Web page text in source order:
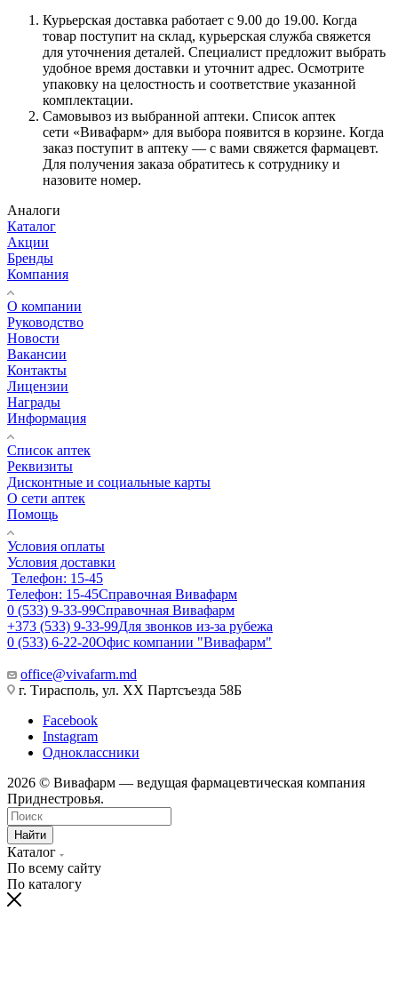
Курьерская доставка работает с 9.00 до 19.00. Когда
товар поступит на склад, курьерская служба свяжется
для уточнения деталей. Специалист предложит выбрать
удобное время доставки и уточнит адрес. Осмотрите
упаковку на целостность и соответствие указанной
комплектации.
Самовывоз из выбранной аптеки. Список аптек
сети «Вивафарм» для выбора появится в корзине. Когда
заказ поступит в аптеку — с вами свяжется фармацевт.
Для получения заказа обратитесь к сотруднику и
назовите номер.
Аналоги
Каталог
Акции
Бренды
Компания
О компании
Руководство
Новости
Вакансии
Контакты
Лицензии
Награды
Информация
Список аптек
Реквизиты
Дисконтные и социальные карты
О сети аптек
Помощь
Условия оплаты
Условия доставки
Телефон: 15-45
Телефон: 15-45Справочная Вивафарм
0 (533) 9-33-99Справочная Вивафарм
+373 (533) 9-33-99Для звонков из-за рубежа
0 (533) 6-22-20Офис компании "Вивафарм"
office@vivafarm.md
г. Тирасполь, ул. ХХ Партсъезда 58Б
Facebook
Instagram
Одноклассники
2026 © Вивафарм — ведущая фармацевтическая компания
Приднестровья.
Найти
Каталог
По всему сайту
По каталогу